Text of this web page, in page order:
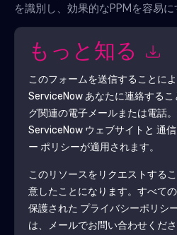
を識別し、効果的なPPMを容易に
もっと知る
このフォームを送信することに
ServiceNowあなたに連絡するこ
グ関連の電子メールまたは電話
ServiceNowウェブサイトと 通
ー ポリシーが適用されます。
このリソースをリクエストする
意したことになります。すべて
保護された プライバシーポリシ
は、メールでお問い合わせくだ